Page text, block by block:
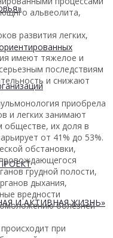
И АКТИВНАЯ ЖИЗНЬ»
альвеолита,
развития легких,
имеют тяжелое и
последствиям
и снижают
приобрела
и легких занимают
обществе, их доля в
от 41% до 53%.
обстановки,
грудной полости,
дыхания,
вредности
болезней
при